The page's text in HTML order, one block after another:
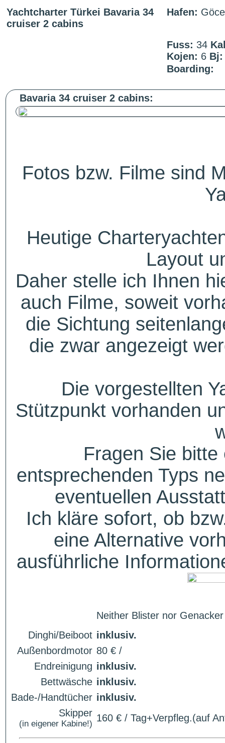
Yachtcharter Türkei Bavaria 34
cruiser 2 cabins
Hafen:
Fuss: 34
Kojen: 6 Bj:
Boarding:
Bavaria 34 cruiser 2 cabins:
Fotos bzw. Filme sind
Heutige
Layout
Daher stelle ich Ihnen
auch Filme, soweit
die Sichtung
die zwar angezeigt
Die vorgestellten
Stützpunkt vorhanden
Fragen Sie
entsprechenden Typs
eventuellen
Ich kläre sofort, ob
eine Alternative
ausführliche
Neither Blister nor
Dinghi/Beiboot inklusiv.
Außenbordmotor 80 € /
Endreinigung inklusiv.
Bettwäsche inklusiv.
Bade-/Handtücher inklusiv.
Skipper
(in eigener Kabine!)
160 € / Tag+Verpfleg.(auf